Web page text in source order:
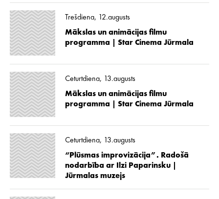
Trešdiena, 12.augusts
Mākslas un animācijas filmu
programma | Star Cinema Jūrmala
Ceturtdiena, 13.augusts
Mākslas un animācijas filmu
programma | Star Cinema Jūrmala
Ceturtdiena, 13.augusts
“Plūsmas improvizācija”. Radošā
nodarbība ar Ilzi Paparinsku |
Jūrmalas muzejs